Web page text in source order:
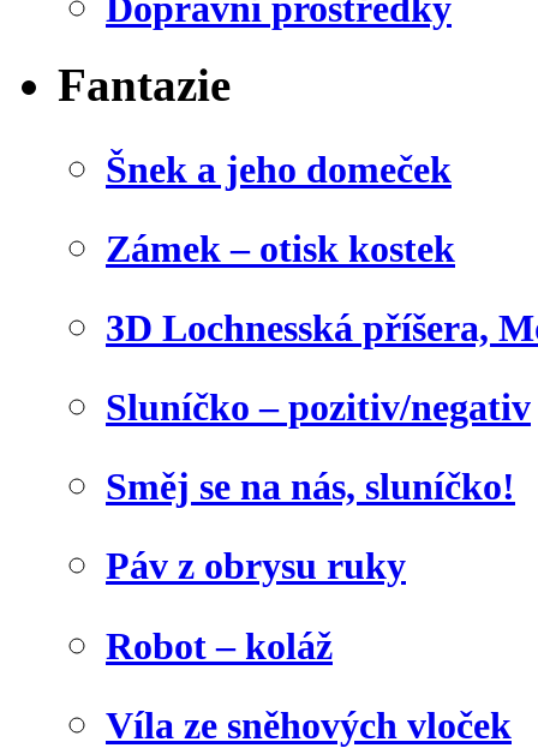
Dopravní prostředky
Fantazie
Šnek a jeho domeček
Zámek – otisk kostek
3D Lochnesská příšera,
Sluníčko – pozitiv/negativ
Směj se na nás, sluníčko!
Páv z obrysu ruky
Robot – koláž
Víla ze sněhových vloček